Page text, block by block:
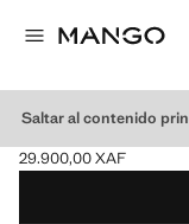
Saltar al contenido
BOLSO
Precio actual
29.900,00 XAF
Selecciona un color